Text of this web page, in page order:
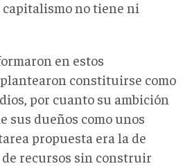
no tiene ni
en estos
constituirse como
por cuanto su ambición
sus dueños como unos
propuesta era la de
recursos sin construir